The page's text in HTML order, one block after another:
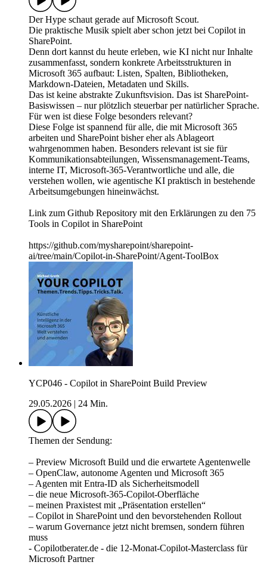
Der Hype schaut gerade auf Microsoft Scout.
Die praktische Musik spielt aber schon jetzt bei Copilot in
SharePoint.
Denn dort kannst du heute erleben, wie KI nicht nur Inhalte
zusammenfasst, sondern konkrete Arbeitsstrukturen in
Microsoft 365 aufbaut: Listen, Spalten, Bibliotheken,
Markdown-Dateien, Metadaten und Skills.
Das ist keine abstrakte Zukunftsvision. Das ist SharePoint-
Basiswissen – nur plötzlich steuerbar per natürlicher Sprache.
Für wen ist diese Folge besonders relevant?
Diese Folge ist spannend für alle, die mit Microsoft 365
arbeiten und SharePoint bisher eher als Ablageort
wahrgenommen haben. Besonders relevant ist sie für
Kommunikationsabteilungen, Wissensmanagement-Teams,
interne IT, Microsoft-365-Verantwortliche und alle, die
verstehen wollen, wie agentische KI praktisch in bestehende
Arbeitsumgebungen hineinwächst.
Link zum Github Repository mit den Erklärungen zu den 75
Tools in Copilot in SharePoint
https://github.com/mysharepoint/sharepoint-
ai/tree/main/Copilot-in-SharePoint/Agent-ToolBox
YCP046 - Copilot in SharePoint Build Preview
29.05.2026
24 Min.
Themen der Sendung:
– Preview Microsoft Build und die erwartete Agentenwelle
– OpenClaw, autonome Agenten und Microsoft 365
– Agenten mit Entra-ID als Sicherheitsmodell
– die neue Microsoft-365-Copilot-Oberfläche
– meinen Praxistest mit „Präsentation erstellen“
– Copilot in SharePoint und den bevorstehenden Rollout
– warum Governance jetzt nicht bremsen, sondern führen
muss
- Copilotberater.de - die 12-Monat-Copilot-Masterclass für
Microsoft Partner